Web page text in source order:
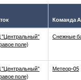
Команда А
"Центральный"
поле)
Снежные
"Центральный"
поле)
Метеор-05